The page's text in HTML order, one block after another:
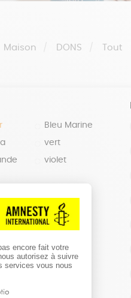
Maison DONS Tout
Bleu Marine
vert
violet